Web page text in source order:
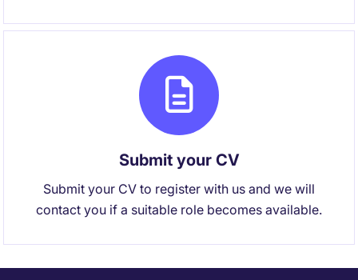
Submit your CV
Submit your CV to register with us and we will
contact you if a suitable role becomes available.